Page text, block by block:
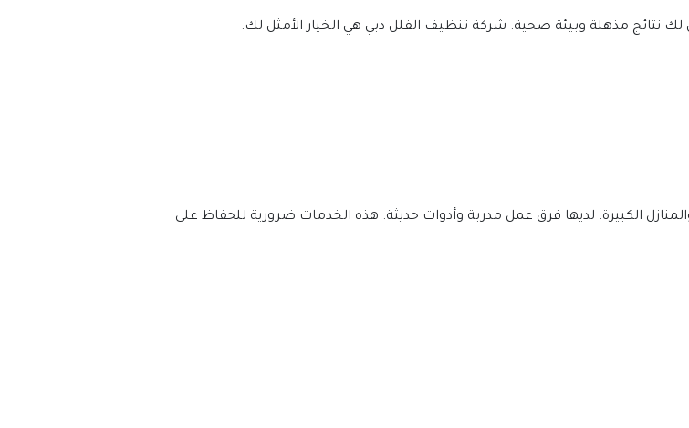
نتائج مذهلة وبيئة صحية. شركة تنظيف الفلل دبي هي الخيار الأمثل لك.